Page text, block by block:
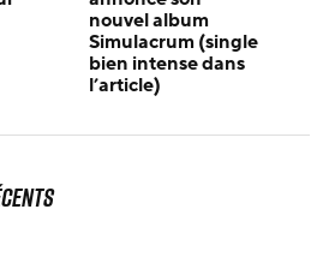
nouvel album
Simulacrum (single
bien intense dans
l’article)